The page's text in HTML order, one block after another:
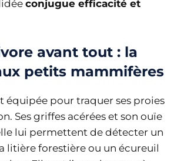
conjugue efficacité et
avant tout : la
petits mammifères
équipée pour traquer ses proies
Ses griffes acérées et son ouïe
lui permettent de détecter un
litière forestière ou un écureuil